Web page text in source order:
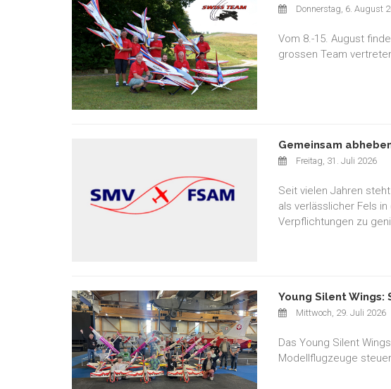
Donnerstag, 6. August
Vom 8.-15. August
grossen Team
Gemeinsam
Freitag, 31. Juli 2026
Seit vielen Jahren
als verlässlicher Fels
Verpflichtungen zu
Young Silent
Mittwoch, 29. Juli 2026
Das Young Silent
Modellflugzeuge